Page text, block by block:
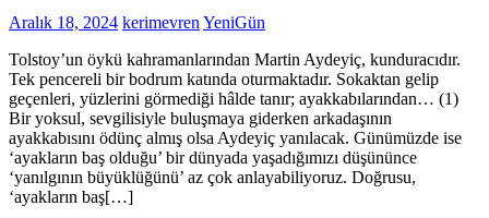
Aralık 18, 2024 kerimevren YeniGün
Tolstoy’un öykü kahramanlarından Martin Aydeyiç, kunduracıdır.
Tek pencereli bir bodrum katında oturmaktadır. Sokaktan gelip
geçenleri, yüzlerini görmediği hâlde tanır; ayakkabılarından… (1)
Bir yoksul, sevgilisiyle buluşmaya giderken arkadaşının
ayakkabısını ödünç almış olsa Aydeyiç yanılacak. Günümüzde ise
‘ayakların baş olduğu’ bir dünyada yaşadığımızı düşününce
‘yanılgının büyüklüğünü’ az çok anlayabiliyoruz. Doğrusu,
‘ayakların baş[…]